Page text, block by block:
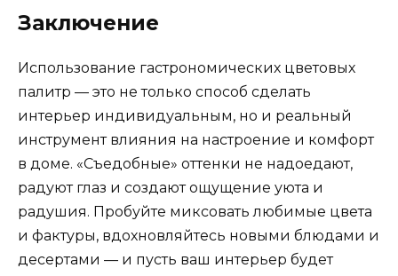
Заключение
Использование гастрономических цветовых
палитр — это не только способ сделать
интерьер индивидуальным, но и реальный
инструмент влияния на настроение и комфорт
в доме. «Съедобные» оттенки не надоедают,
радуют глаз и создают ощущение уюта и
радушия. Пробуйте миксовать любимые цвета
и фактуры, вдохновляйтесь новыми блюдами и
десертами — и пусть ваш интерьер будет